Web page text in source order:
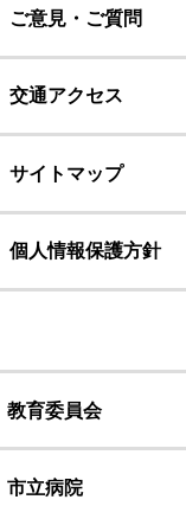
ご意見・ご質問
交通アクセス
サイトマップ
個人情報保護方針
教育委員会
市立病院